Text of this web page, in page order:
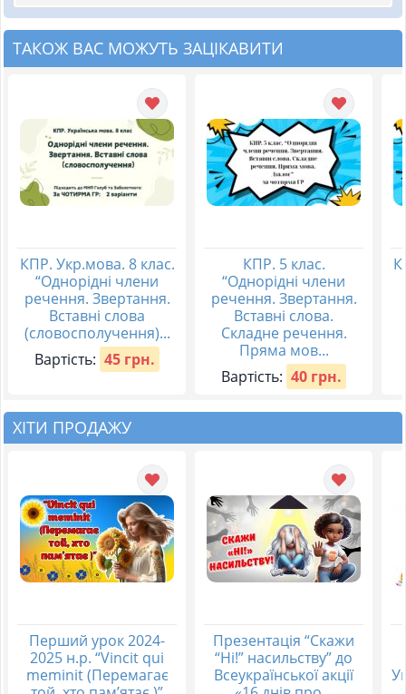
ТАКОЖ ВАС МОЖУТЬ ЗАЦІКАВИТИ
КПР. Укр.мова. 8 клас.
“Однорідні члени
речення. Звертання.
Вставні слова
(словосполучення)...
Вартість: 45 грн.
КПР. 5 клас.
“Однорідні члени
речення. Звертання.
Вставні слова.
Складне речення.
Пряма мов...
Вартість: 40 грн.
ХІТИ ПРОДАЖУ
Перший урок 2024-
2025 н.р. “Vincit qui
meminit (Перемагає
Презентація “Скажи
“Ні!” насильству” до
Всеукраїнської акції